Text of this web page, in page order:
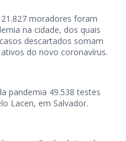
moradores foram
na cidade, dos quais
descartados somam
do novo coronavírus.
pandemia 49.538 testes
Lacen, em Salvador.